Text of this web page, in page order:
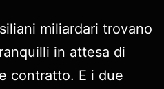
miliardari trovano
in attesa di
contratto. E i due